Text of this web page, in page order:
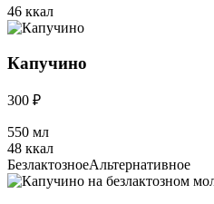
46 ккал
Капучино
300 ₽
550 мл
48 ккал
БезлактозноеАльтернативное